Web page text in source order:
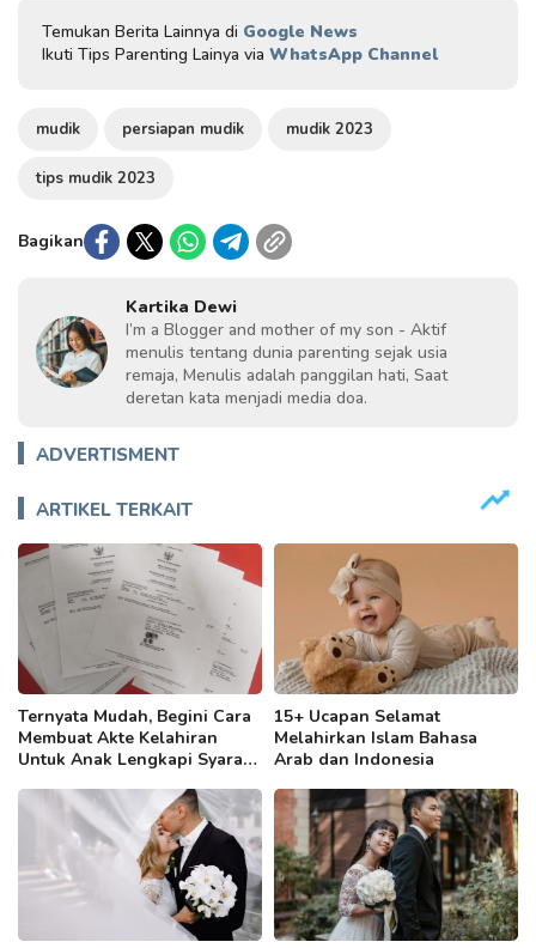
Temukan Berita Lainnya di Google News
Ikuti Tips Parenting Lainya via WhatsApp Channel
mudik persiapan mudik mudik 2023
tips mudik 2023
Bagikan
Kartika Dewi
I’m a Blogger and mother of my son - Aktif
menulis tentang dunia parenting sejak usia
remaja, Menulis adalah panggilan hati, Saat
deretan kata menjadi media doa.
ADVERTISMENT
ARTIKEL TERKAIT
Ternyata Mudah, Begini Cara
Membuat Akte Kelahiran
Untuk Anak Lengkapi Syarat
15+ Ucapan Selamat
Melahirkan Islam Bahasa
Arab dan Indonesia